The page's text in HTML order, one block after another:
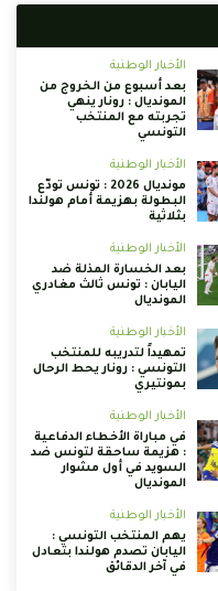
الأخبار الوطنية
بعد أسبوع من الخروج من
المونديال : رونار ينهي
تجربته مع المنتخب
التونسي
الأخبار الوطنية
مونديال 2026 : تونس تودّع
البطولة بهزيمة أمام هولندا
بثلاثية
الأخبار الوطنية
بعد الخسارة المذلة ضد
اليابان : تونس ثالث مغادري
المونديال
الأخبار الوطنية
تمهيداً لتدريبه للمنتخب
التونسي : رونار يحط الرحال
بمونتيري
الأخبار الوطنية
في مباراة الأخطاء الدفاعية
: هزيمة ساحقة لتونس ضد
السويد في أول مشوار
المونديال
الأخبار الوطنية
يهم المنتخب التونسي :
اليابان تصدم هولندا بتعادل
في آخر الدقائق